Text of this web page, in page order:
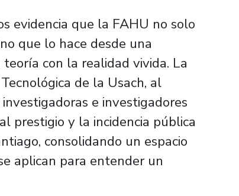
evidencia que la FAHU no solo
que lo hace desde una
con la realidad vivida. La
de la Usach, al
e investigadores
prestigio y la incidencia pública
consolidando un espacio
aplican para entender un